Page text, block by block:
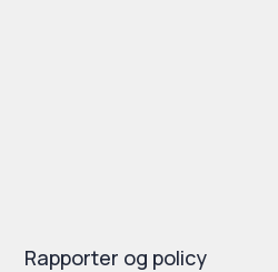
Rapporter og policy